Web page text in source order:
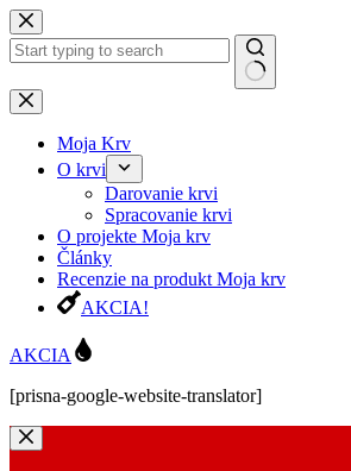
Preskočiť
na
obsah
Žiadne
výsledky
Moja Krv
O krvi
Darovanie krvi
Spracovanie krvi
O projekte Moja krv
Články
Recenzie na produkt Moja krv
AKCIA!
AKCIA
[prisna-google-website-translator]